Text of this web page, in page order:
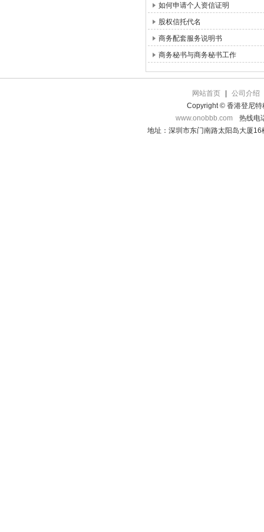
如何申请个人资信证明
股权信托代名
商务配套服务说明书
商务秘书与商务秘书工作
网站首页
公司介绍
Copyright © 香港登尼特
www.onobbb.com
热线电
地址：深圳市东门南路太阳岛大厦